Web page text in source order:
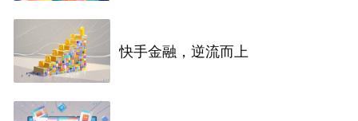
快手金融，逆流而上